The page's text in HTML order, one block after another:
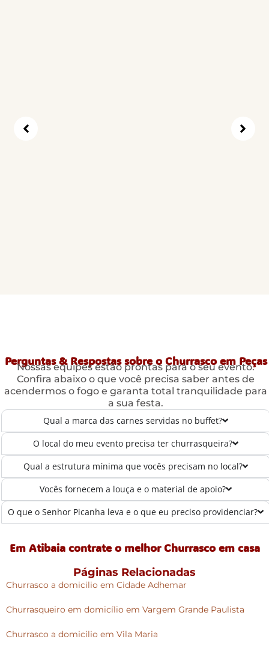
Perguntas & Respostas sobre o Churrasco em Peças
Nossas equipes estão prontas para o seu evento.
Confira abaixo o que você precisa saber antes de
acendermos o fogo e garanta total tranquilidade para
a sua festa.
Qual a marca das carnes servidas no buffet?
O local do meu evento precisa ter churrasqueira?
Qual a estrutura mínima que vocês precisam no local?
Vocês fornecem a louça e o material de apoio?
O que o Senhor Picanha leva e o que eu preciso providenciar?
Em Atibaia contrate o melhor Churrasco em casa
Páginas Relacionadas
Churrasco a domicilio em Cidade Adhemar
Churrasqueiro em domicílio em Vargem Grande Paulista
Churrasco a domicilio em Vila Maria